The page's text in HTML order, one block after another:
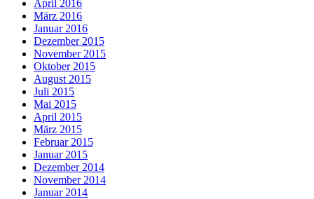
April 2016
März 2016
Januar 2016
Dezember 2015
November 2015
Oktober 2015
August 2015
Juli 2015
Mai 2015
April 2015
März 2015
Februar 2015
Januar 2015
Dezember 2014
November 2014
Januar 2014